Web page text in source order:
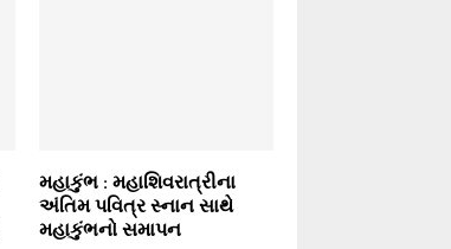
મહાકુંભ : મહાશિવરાત્રીના
અંતિમ પવિત્ર સ્નાન સાથે
મહાકુંભનો સમાપન